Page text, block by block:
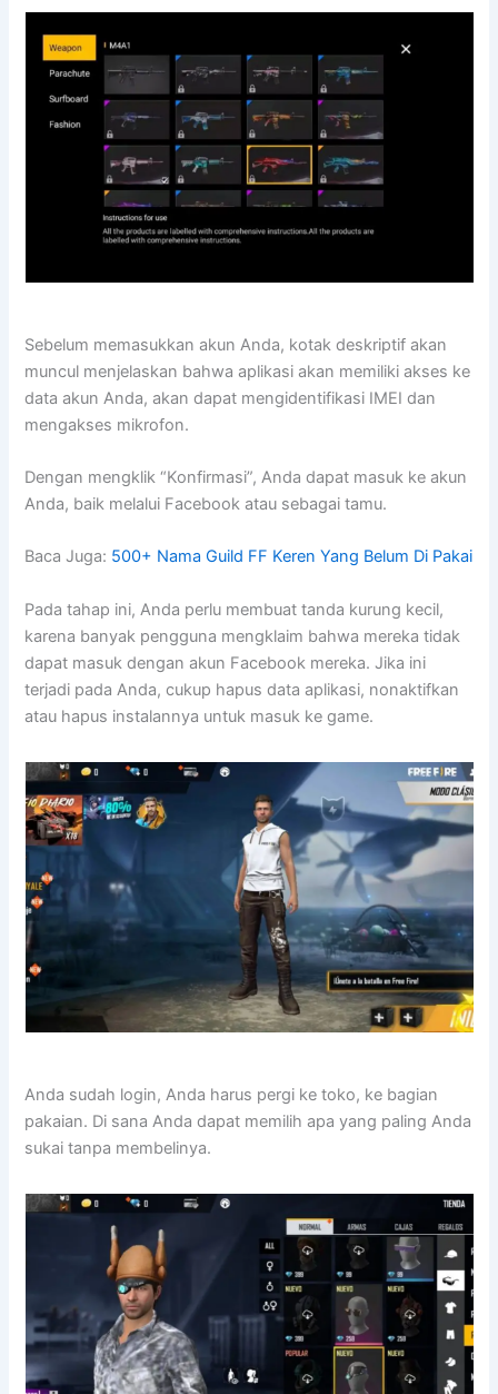
Sebelum memasukkan akun Anda, kotak deskriptif akan
muncul menjelaskan bahwa aplikasi akan memiliki akses ke
data akun Anda, akan dapat mengidentifikasi IMEI dan
mengakses mikrofon.
Dengan mengklik “Konfirmasi”, Anda dapat masuk ke akun
Anda, baik melalui Facebook atau sebagai tamu.
Baca Juga: 500+ Nama Guild FF Keren Yang Belum Di Pakai
Pada tahap ini, Anda perlu membuat tanda kurung kecil,
karena banyak pengguna mengklaim bahwa mereka tidak
dapat masuk dengan akun Facebook mereka. Jika ini
terjadi pada Anda, cukup hapus data aplikasi, nonaktifkan
atau hapus instalannya untuk masuk ke game.
Anda sudah login, Anda harus pergi ke toko, ke bagian
pakaian. Di sana Anda dapat memilih apa yang paling Anda
sukai tanpa membelinya.